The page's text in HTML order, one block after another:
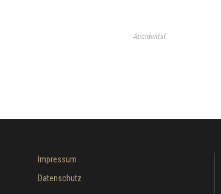
Accidental
Impressum
Datenschutz